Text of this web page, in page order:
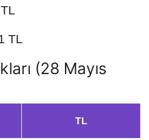
TL
(28 Mayıs
TL